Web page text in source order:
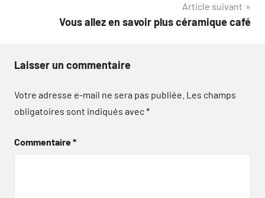
Article suivant
Vous allez en savoir plus céramique café
Laisser un commentaire
Votre adresse e-mail ne sera pas publiée. Les champs
obligatoires sont indiqués avec*
Commentaire*